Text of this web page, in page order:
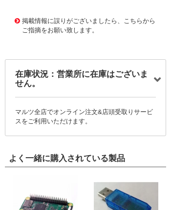
掲載情報に誤りがございましたら、こちらから
ご指摘をお願い致します。
在庫状況：営業所に在庫はございま
せん。
マルツ全店でオンライン注文&店頭受取りサービ
スをご利用いただけます。
よく一緒に購入されている製品